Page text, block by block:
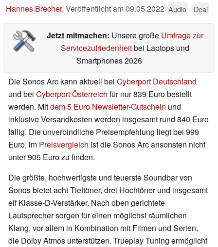
Hannes Brecher, Veröffentlicht am09.05.2022 Audio Deal
Jetzt mitmachen: Unsere große Umfrage zur
Servicezufriedenheitbei Laptops und
Smartphones 2026
Die Sonos Arc kann aktuell bei Cyberport Deutschland
und bei Cyberport Österreich für nur 839 Euro bestellt
werden. Mitdem 5 Euro Newsletter-Gutschein und
inklusive Versandkosten werden insgesamt rund 840 Euro
fällig. Die unverbindliche Preisempfehlung liegt bei 999
Euro, im Preisvergleich ist die Sonos Arc ansonsten nicht
unter 905 Euro zu finden.
Die größte, hochwertigste und teuerste Soundbar von
Sonos bietet acht Tieftöner, drei Hochtöner und insgesamt
elf Klasse-D-Verstärker. Nach oben gerichtete
Lautsprecher sorgen für einen möglichst räumlichen
Klang, vor allem in Kombination mit Filmen und Serien,
die Dolby Atmos unterstützen. Trueplay Tuning ermöglicht